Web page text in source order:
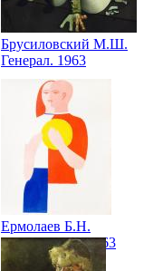
Брусиловский М.Ш.
Генерал. 1963
Ермолаев Б.Н.
Спортсмены. 1963